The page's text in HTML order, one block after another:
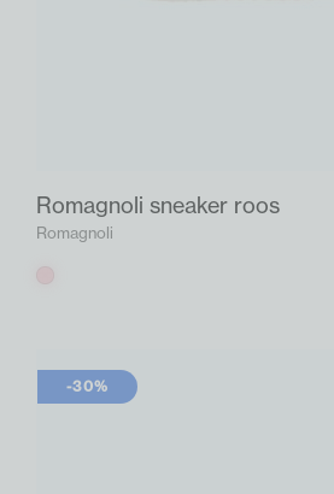
Romagnoli sneaker roos
Romagnoli
-30%